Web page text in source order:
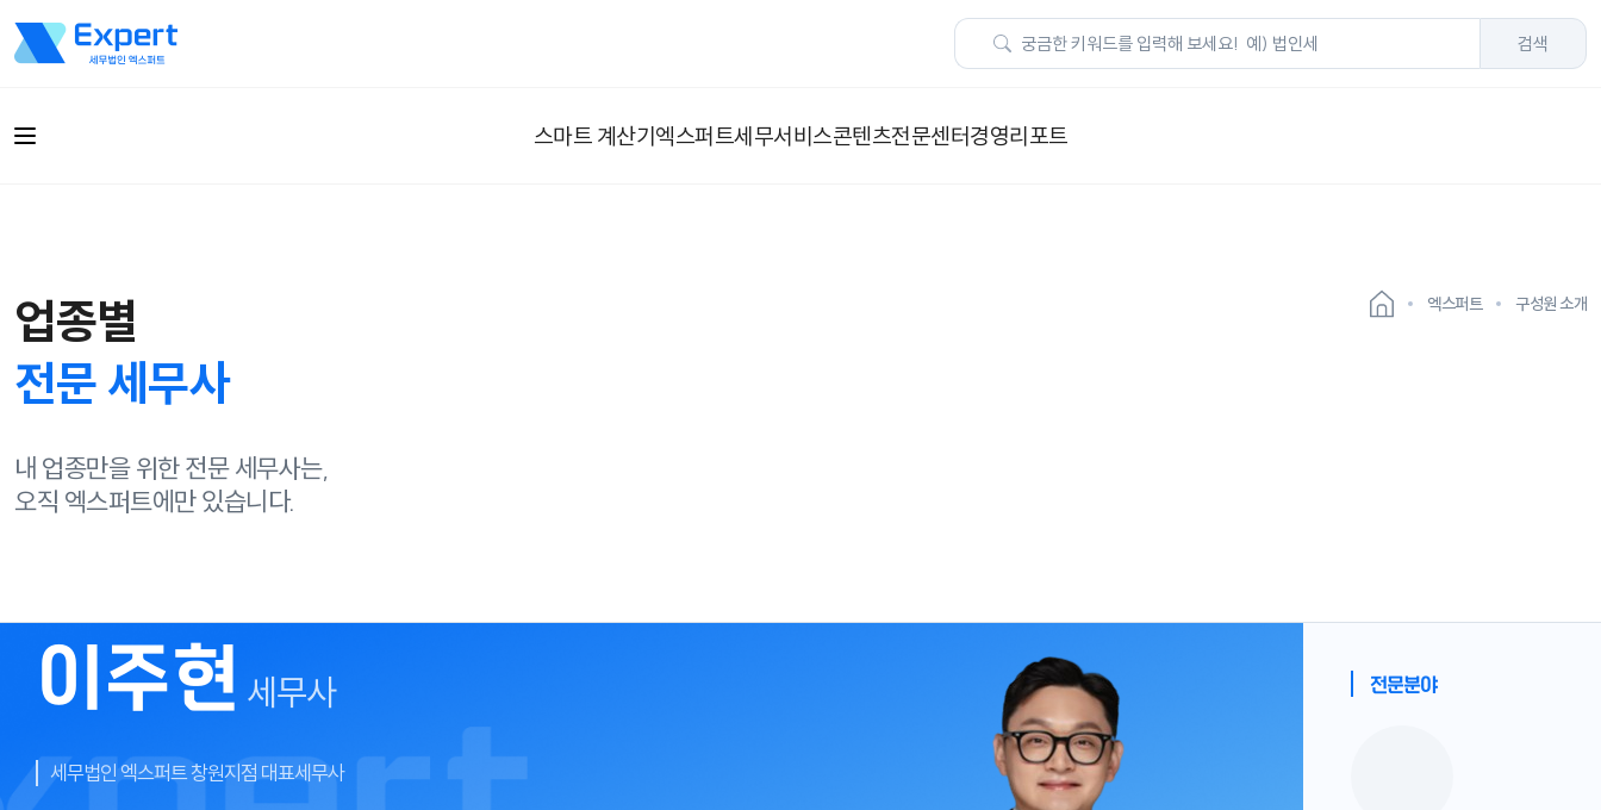
검색
스마트 계산기엑스퍼트세무서비스콘텐츠전문센터경영리포트
업종별
전문 세무사
내 업종만을 위한 전문 세무사는,
오직 엑스퍼트에만 있습니다.
엑스퍼트 구성원 소개
이주현 세무사
세무법인 엑스퍼트 창원지점 대표세무사
전문분야